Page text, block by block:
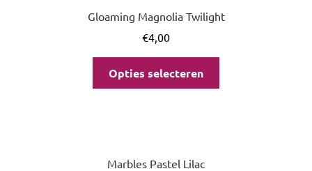
Gloaming Magnolia Twilight
€4,00
Opties selecteren
Marbles Pastel Lilac